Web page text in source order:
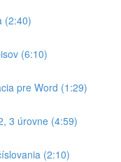
(2:40)
(6:10)
pre Word (1:29)
3 úrovne (4:59)
(2:10)